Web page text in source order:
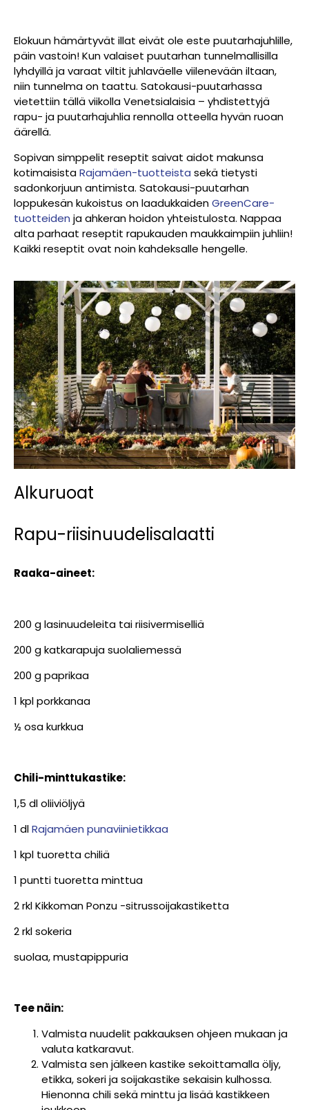
Elokuun hämärtyvät illat eivät ole este puutarhajuhlille,
päin vastoin! Kun valaiset puutarhan tunnelmallisilla
lyhdyillä ja varaat viltit juhlaväelle viilenevään iltaan,
niin tunnelma on taattu. Satokausi-puutarhassa
vietettiin tällä viikolla Venetsialaisia – yhdistettyjä
rapu- ja puutarhajuhlia rennolla otteella hyvän ruoan
äärellä.
Sopivan simppelit reseptit saivat aidot makunsa
kotimaisistaRajamäen-tuotteista sekä tietysti
sadonkorjuun antimista. Satokausi-puutarhan
loppukesän kukoistus on laadukkaidenGreenCare-
tuotteiden ja ahkeran hoidon yhteistulosta. Nappaa
alta parhaat reseptit rapukauden maukkaimpiin juhliin!
Kaikki reseptit ovat noin kahdeksalle hengelle.
Alkuruoat
Rapu-riisinuudelisalaatti
Raaka-aineet:
200 g lasinuudeleita tai riisivermiselliä
200 g katkarapuja suolaliemessä
200 g paprikaa
1 kpl porkkanaa
½ osa kurkkua
Chili-minttukastike:
1,5 dl oliiviöljyä
1 dlRajamäen punaviinietikkaa
1 kpl tuoretta chiliä
1 puntti tuoretta minttua
2 rkl Kikkoman Ponzu -sitrussoijakastiketta
2 rkl sokeria
suolaa, mustapippuria
Tee näin:
Valmista nuudelit pakkauksen ohjeen mukaan ja
valuta katkaravut.
Valmista sen jälkeen kastike sekoittamalla öljy,
etikka, sokeri ja soijakastike sekaisin kulhossa.
Hienonna chili sekä minttu ja lisää kastikkeen